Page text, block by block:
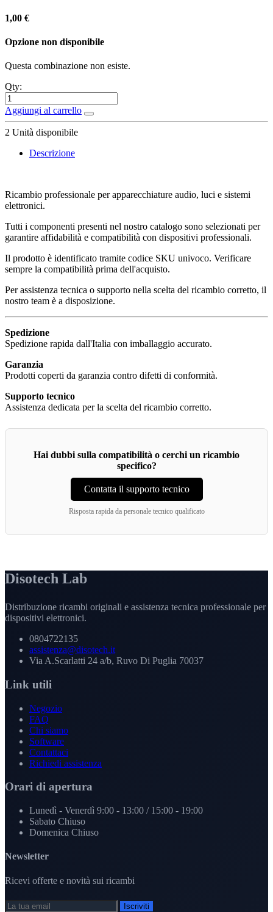
1,00 €
Opzione non disponibile
Questa combinazione non esiste.
Qty:
Aggiungi al carrello
2 Unità disponibile
Descrizione
Ricambio professionale per apparecchiature audio, luci e sistemi
elettronici.
Tutti i componenti presenti nel nostro catalogo sono selezionati per
garantire affidabilità e compatibilità con dispositivi professionali.
Il prodotto è identificato tramite codice SKU univoco. Verificare
sempre la compatibilità prima dell'acquisto.
Per assistenza tecnica o supporto nella scelta del ricambio corretto, il
nostro team è a disposizione.
Spedizione
Spedizione rapida dall'Italia con imballaggio accurato.
Garanzia
Prodotti coperti da garanzia contro difetti di conformità.
Supporto tecnico
Assistenza dedicata per la scelta del ricambio corretto.
Hai dubbi sulla compatibilità o cerchi un ricambio
specifico?
Contatta il supporto tecnico
Risposta rapida da personale tecnico qualificato
Disotech Lab
Distribuzione ricambi originali e assistenza tecnica professionale per
dispositivi elettronici.
0804722135
assistenza@disotech.it
Via A.Scarlatti 24 a/b, Ruvo Di Puglia 70037
Link utili
Negozio
FAQ
Chi siamo
Software
Contattaci
Richiedi assistenza
Orari di apertura
Lunedì - Venerdì 9:00 - 13:00 / 15:00 - 19:00
Sabato Chiuso
Domenica Chiuso
Newsletter
Ricevi offerte e novità sui ricambi
Iscriviti